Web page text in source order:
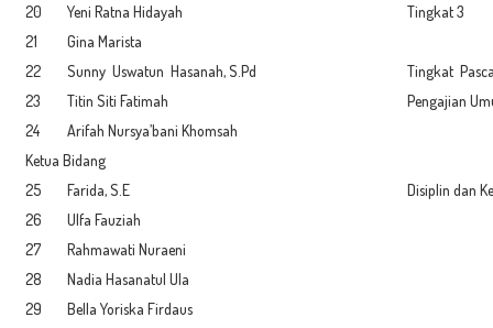
20
Yeni Ratna Hidayah
Tingkat 3
21
Gina Marista
22
Sunny Uswatun Hasanah, S.Pd
Tingkat
23
Titin Siti Fatimah
Pengajian
24
Arifah Nursya’bani Khomsah
Ketua Bidang
25
Farida, S.E
Disiplin dan
26
Ulfa Fauziah
27
Rahmawati Nuraeni
28
Nadia Hasanatul Ula
29
Bella Yoriska Firdaus